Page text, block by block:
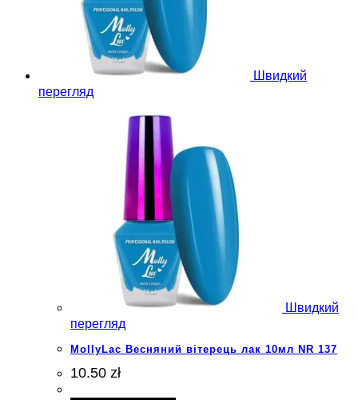
Швидкий
перегляд
Швидкий
перегляд
MollyLac Весняний вітерець лак 10мл NR 137
10.50 zł